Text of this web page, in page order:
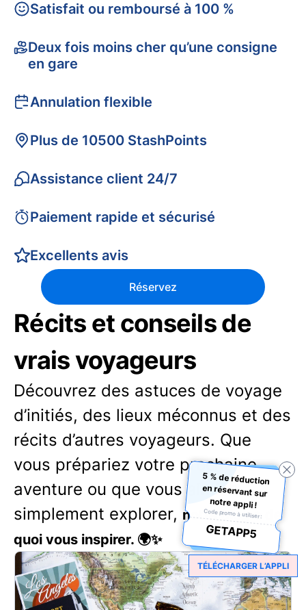
Satisfait ou remboursé à 100 %
Deux fois moins cher qu’une consigne
en gare
Annulation flexible
Plus de 10500 StashPoints
Assistance client 24/7
Paiement rapide et sécurisé
Excellents avis
Réservez
Récits et conseils de
vrais voyageurs
Découvrez des astuces de voyage
d’initiés, des lieux méconnus et des
récits d’autres voyageurs. Que
vous prépariez votre prochaine
aventure ou que vous aimiez
simplement explorer, notre blog a de
quoi vous inspirer. 🌍✨
5 % de réduction
en réservant sur
notre appli !
Code promo à utiliser :
GETAPP5
TÉLÉCHARGER L’APPLI